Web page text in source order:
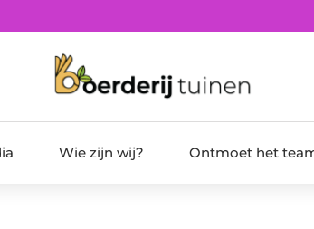
Wie zijn wij? Ontmoet het